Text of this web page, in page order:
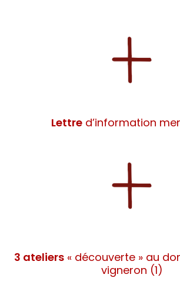
Lettred’information
3 ateliers« découverte » au
vigneron (1)